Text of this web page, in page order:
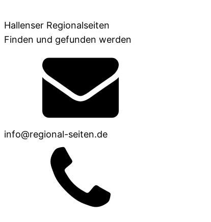
Hallenser Regionalseiten
Finden und gefunden werden
info@regional-seiten.de